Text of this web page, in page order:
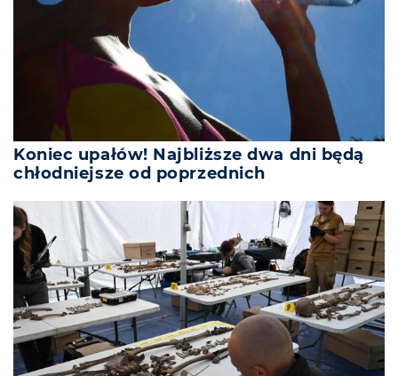
Koniec upałów! Najbliższe dwa dni będą
chłodniejsze od poprzednich